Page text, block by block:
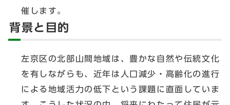
催します。
背景と目的
左京区の北部山間地域は、豊かな自然や伝統文化
を有しながらも、近年は人口減少・高齢化の進行
による地域活力の低下という課題に直面していま